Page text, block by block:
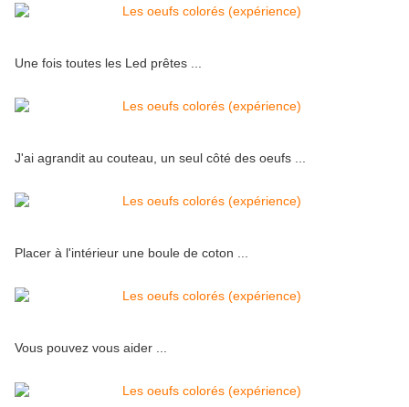
Une fois toutes les Led prêtes ...
J'ai agrandit au couteau, un seul côté des oeufs ...
Placer à l'intérieur une boule de coton ...
Vous pouvez vous aider ...